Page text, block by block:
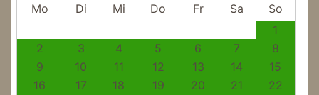
Mo Di Mi Do Fr Sa
So
1
2
3 4 5 6 7
8
9
10 11 12 13 14
15
16
17 18 19 20 21
22